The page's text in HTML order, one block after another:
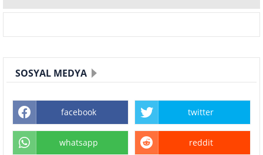
SOSYAL MEDYA
facebook twitter
whatsapp reddit